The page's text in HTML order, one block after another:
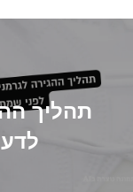
תהליך